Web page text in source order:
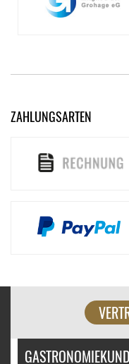
ZAHLUNGSARTEN